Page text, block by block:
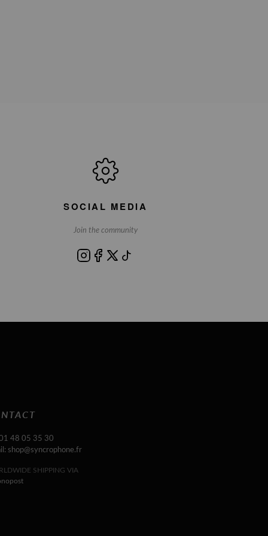
SOCIAL MEDIA
Join the community
48 05 35 30
shop@syncrophone.fr
SHIPPING VIA